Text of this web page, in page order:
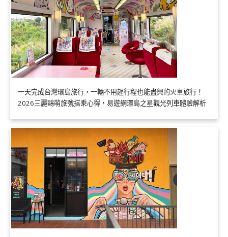
一天完成台灣環島旅行，一輛不用趕行程也能盡興的火車旅行！
2026三麗鷗萌旅號搭乘心得，易遊網環島之星觀光列車體驗解析